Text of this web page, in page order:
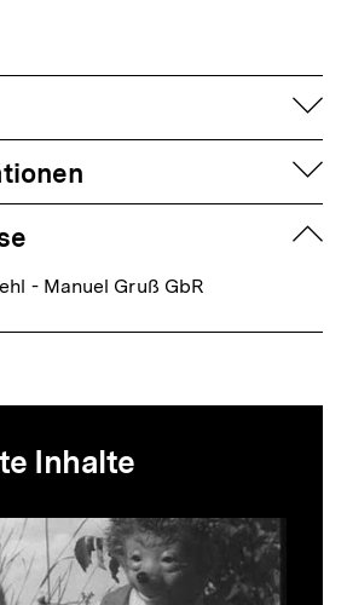
- Manuel Gruß GbR
Inhalte